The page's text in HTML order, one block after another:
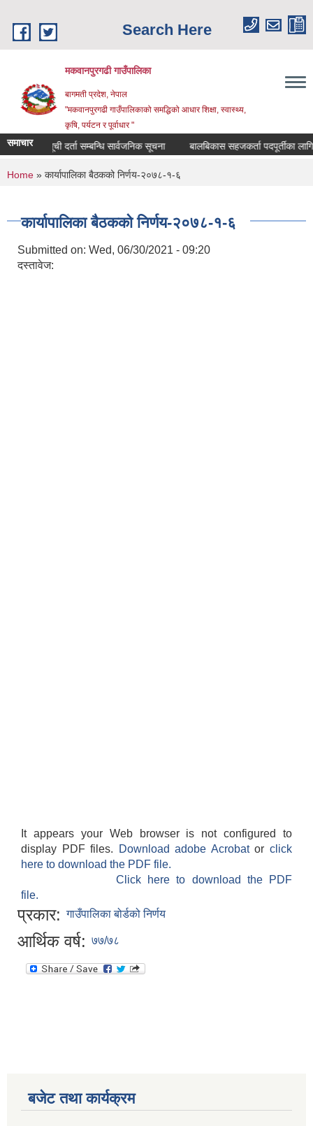
Search Here
मकवानपुरगढी गाउँपालिका
बागमती प्रदेश, नेपाल
"मकवानपुरगढी गाउँपालिकाको समद्धिको आधार शिक्षा, स्‍वास्‍थ्‍य,
कृषि, पर्यटन र पूर्वाधार "
समाचारसूची दर्ता सम्बन्धि सार्वजनिक सूचना बालबिकास सहजकर्ता पदपूर्तीका लागि
You are here
Home » कार्यापालिका बैठकको निर्णय-२०७८-१-६
कार्यापालिका बैठकको निर्णय-२०७८-१-६
Submitted on: Wed, 06/30/2021 - 09:20
दस्तावेज:
It appears your Web browser is not configured to
display PDF files.
Download adobe Acrobatorclick
here to download the PDF file.
Click here to download the PDF
file.
प्रकार: गाउँपालिका बोर्डको निर्णय
आर्थिक वर्ष: ७७/७८
बजेट तथा कार्यक्रम